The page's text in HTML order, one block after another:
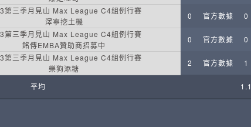
第三季月見山 Max League C4組例行賽
澤寧挖土機
0 官方數據 0
第三季月見山 Max League C4組例行賽
銘傳EMBA贊助商招募中
0 官方數據 0
第三季月見山 Max League C4組例行賽
樂狗添糖
2 官方數據 1
平均 1.1